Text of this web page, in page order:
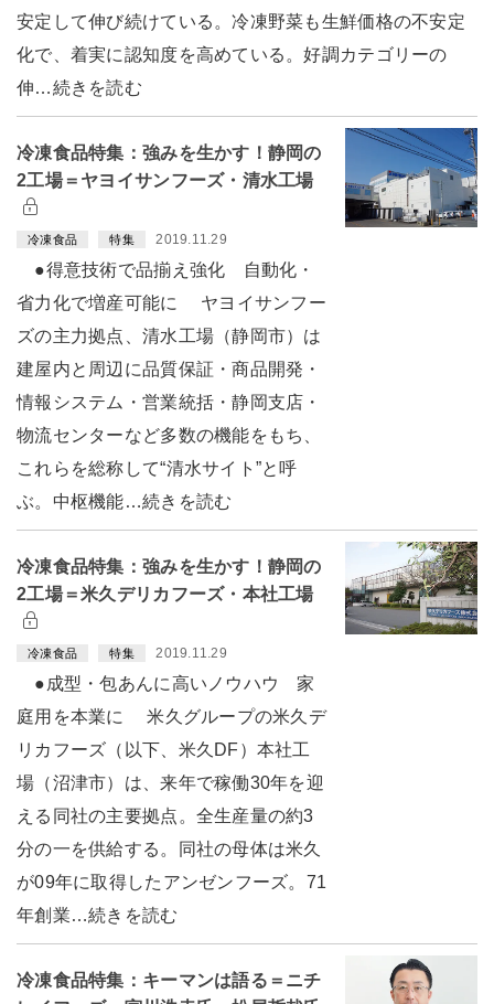
安定して伸び続けている。冷凍野菜も生鮮価格の不安定
化で、着実に認知度を高めている。好調カテゴリーの
伸…続きを読む
冷凍食品特集：強みを生かす！静岡の
2工場＝ヤヨイサンフーズ・清水工場
冷凍食品 特集 2019.11.29
●得意技術で品揃え強化 自動化・
省力化で増産可能に ヤヨイサンフー
ズの主力拠点、清水工場（静岡市）は
建屋内と周辺に品質保証・商品開発・
情報システム・営業統括・静岡支店・
物流センターなど多数の機能をもち、
これらを総称して“清水サイト”と呼
ぶ。中枢機能…続きを読む
冷凍食品特集：強みを生かす！静岡の
2工場＝米久デリカフーズ・本社工場
冷凍食品 特集 2019.11.29
●成型・包あんに高いノウハウ 家
庭用を本業に 米久グループの米久デ
リカフーズ（以下、米久DF）本社工
場（沼津市）は、来年で稼働30年を迎
える同社の主要拠点。全生産量の約3
分の一を供給する。同社の母体は米久
が09年に取得したアンゼンフーズ。71
年創業…続きを読む
冷凍食品特集：キーマンは語る＝ニチ